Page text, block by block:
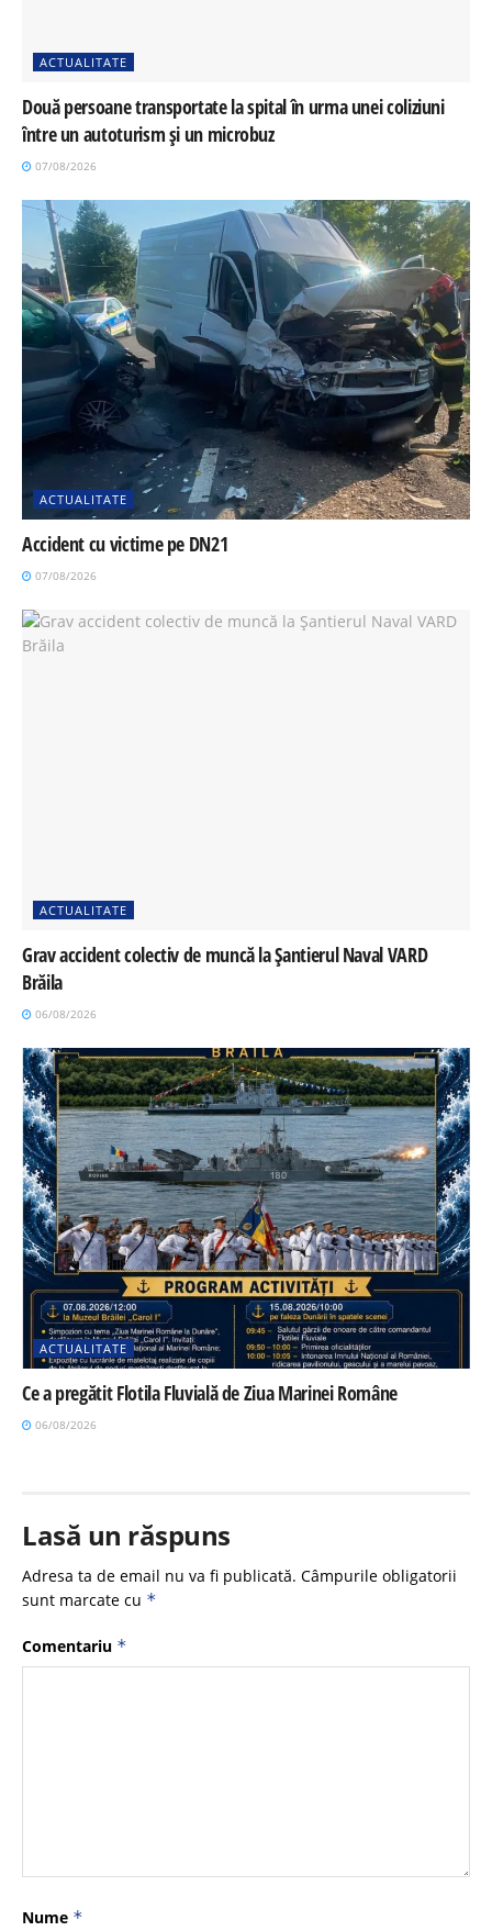
ACTUALITATE
Două persoane transportate la spital în urma unei coliziuni
între un autoturism și un microbuz
07/08/2026
ACTUALITATE
Accident cu victime pe DN21
07/08/2026
ACTUALITATE
Grav accident colectiv de muncă la Șantierul Naval VARD
Brăila
06/08/2026
ACTUALITATE
Ce a pregătit Flotila Fluvială de Ziua Marinei Române
06/08/2026
Lasă un răspuns
Adresa ta de email nu va fi publicată. Câmpurile obligatorii
sunt marcate cu *
Comentariu *
Nume *